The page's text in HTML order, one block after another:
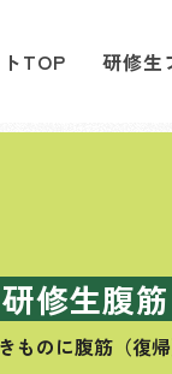
TOP 研修生
修生腹
ものに腹筋（復